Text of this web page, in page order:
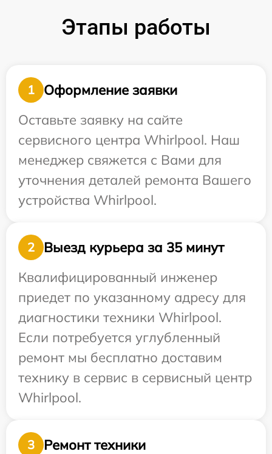
Этапы работы
1
Оформление заявки
Оставьте заявку на сайте
сервисного центра Whirlpool. Наш
менеджер свяжется с Вами для
уточнения деталей ремонта Вашего
устройства Whirlpool.
2
Выезд курьера за 35 минут
Квалифицированный инженер
приедет по указанному адресу для
диагностики техники Whirlpool.
Если потребуется углубленный
ремонт мы бесплатно доставим
технику в сервис в сервисный центр
Whirlpool.
3
Ремонт техники